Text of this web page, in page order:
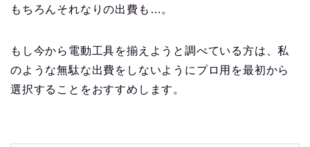
もちろんそれなりの出費も…。
もし今から電動工具を揃えようと調べている方は、私
のような無駄な出費をしないようにプロ用を最初から
選択することをおすすめします。